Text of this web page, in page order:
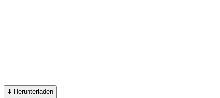
⬇️ Herunterladen